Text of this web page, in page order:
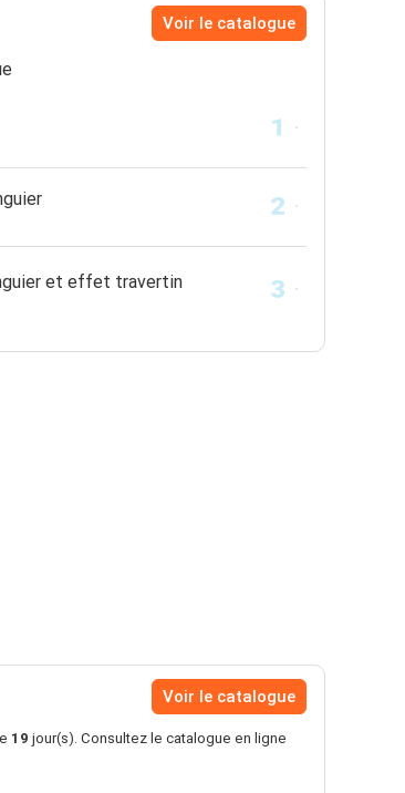
Voir le catalogue
et effet travertin
Voir le catalogue
19 jour(s). Consultez le catalogue en ligne